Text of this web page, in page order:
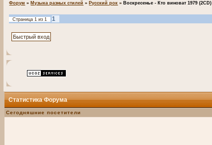
Форум » Музыка разных стилей » Русский рок » Воскресенье - Кто виноват 1979 (2CD)
Страница1 из1 1
Статистика Форума
Сегодняшние посетители